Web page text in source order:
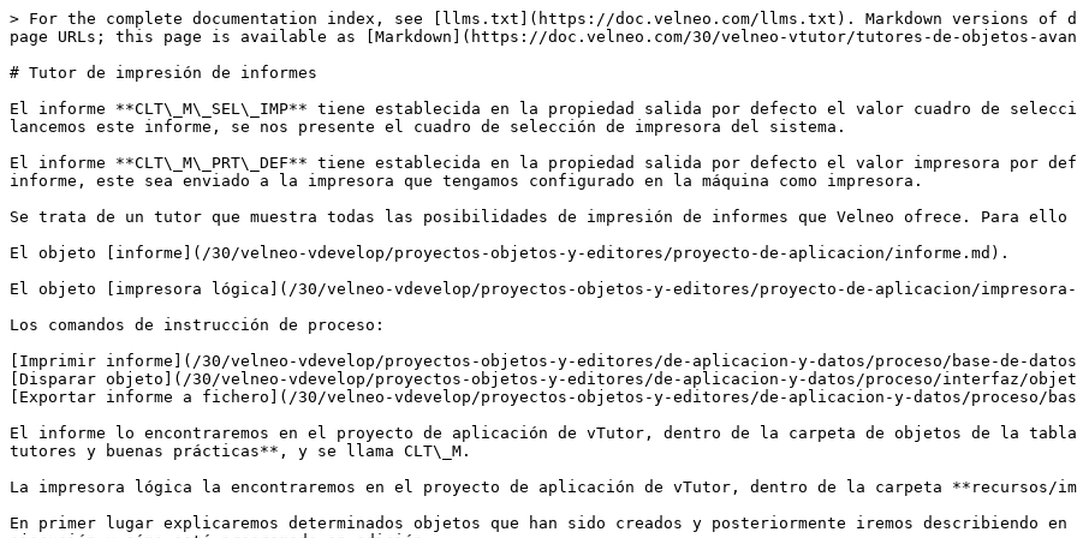
> For the complete documentation index, see [llms.txt](https://doc.velneo.com/llms.txt). Markdown versions of documentation pages are available by appending `.md` to page URLs; this page is available as [Markdown](https://doc.velneo.com/30/velneo-vtutor/tutores-de-objetos-avanzados/tutor-de-impresion-de-informes.md).

# Tutor de impresión de informes

El informe **CLT\_M\_SEL\_IMP** tiene establecida en la propiedad salida por defecto el valor cuadro de selección de impresora. Esta propiedad hace que, cuando lancemos este informe, se nos presente el cuadro de selección de impresora del sistema.

El informe **CLT\_M\_PRT\_DEF** tiene establecida en la propiedad salida por defecto el valor impresora por defecto. Esta propiedad hace que, cuando lancemos este informe, este sea enviado a la impresora que tengamos configurado en la máquina como impresora.

Se trata de un tutor que muestra todas las posibilidades de impresión de informes que Velneo ofrece. Para ello disponemos de los siguientes elementos:

El objeto [informe](/30/velneo-vdevelop/proyectos-objetos-y-editores/proyecto-de-aplicacion/informe.md).

El objeto [impresora lógica](/30/velneo-vdevelop/proyectos-objetos-y-editores/proyecto-de-aplicacion/impresora-logica.md).

Los comandos de instrucción de proceso:

[Imprimir informe](/30/velneo-vdevelop/proyectos-objetos-y-editores/de-aplicacion-y-datos/proceso/base-de-datos/listas.md#imprimir-informe).\
[Disparar objeto](/30/velneo-vdevelop/proyectos-objetos-y-editores/de-aplicacion-y-datos/proceso/interfaz/objeto-grupo-de-comandos.md#disparar-objeto).\
[Exportar informe a fichero](/30/velneo-vdevelop/proyectos-objetos-y-editores/de-aplicacion-y-datos/proceso/base-de-datos/listas.md#exportar-informe-a-fichero).

El informe lo encontraremos en el proyecto de aplicación de vTutor, dentro de la carpeta de objetos de la tabla Clientes, que está dentro de la carpeta **tablas tutores y buenas prácticas**, y se llama CLT\_M.

La impresora lógica la encontraremos en el proyecto de aplicación de vTutor, dentro de la carpeta **recursos/impresoras lógicas** y se llama LST\_HOR.

En primer lugar explicaremos determinados objetos que han sido creados y posteriormente iremos describiendo en cada capítulo lo que hace cada una de las opciones en ejecución y cómo está programado en edición.

## Proyecto de datos

Del proyecto de datos usaremos la tabla de Clientes (CLT\_M).

## Objetos básicos del proyecto de aplicación

Del proyecto de aplicación, específicos para este tutor, se han creado los objetos siguientes:

Un objeto de tipo [impresora lógica](/30/velneo-vdevelop/proyectos-objetos-y-editores/proyecto-de-aplicacion/impresora-logica.md). La impresora lógica es un objeto que usamos en edición para imprimir informes y que serán asociadas a impresoras físicas en tiempo de ejecución.

Este objeto contiene únicamente las propiedades siguientes:

**Identificador**: LST\_HOR.

**Nombre**: listados en formato horizontal.

Básicamente se trata de darle un identificador y un nombre que permita al usuario final conocer el propósito de la misma; por ejemplo: tickets, A4 – horizontal, etc.

La impresora lógica la encontraremos en el proyecto de aplicación de vTutor, en la carpeta **recursos/impresoras lógicas**.

Una impresora lógica podrá ser usada como salida por defecto de un objeto informe. En tiempo de ejecución será el usuario final quien asocie la impresora lógica a una impresora física.

Para ello será necesario incluir en el proyecto una [acción](/30/velneo-vdevelop/proyectos-objetos-y-editores/proyecto-de-aplicacion/accion.md) que dispare el comando **archivo: configurar impresoras lógicas**.

Si un informe no tiene asociada una impresora lógica o su impresora lógica no está asociada a ninguna impresora física, en tiempo de ejecución al imprimir el informe el sistema solicitará al usuario que seleccione la impresora por la que imprimir el informe.

Si el informe tiene asociada una impresora lógica y ésta ha sido asociada a una impresora física, cuando se mande imprimir el informe éste será enviado directamente a la impresora.

La asociación de impresoras lógicas a físicas será almacenada en la caché local del cliente; esto quiere decir que dicha configuración es local a cada estación cliente.

Se han creado dos informes, ambos asociados a la tabla de Clientes.

El informe **CLT\_M\_SEL\_IMP** tiene establecida en la propiedad salida por defecto el valor cuadro de selección de impresora. Esta propiedad hace que, cuando lancemos este informe, se nos presente el cuadro de selección de impresora del sistema.

El informe **CLT\_M\_PRT\_DEF** tiene establecida en la propiedad salida por defecto el valor impresora por defecto. Esta propiedad hace que, cuando lancemos este informe, este sea enviado a la impresora que tengamos configurado en la máquina como impresora por defecto.

Se usa también el informe CLT\_M que encontraremos en la carpeta de los objetos de la tabla de clientes.

En la carpeta de objetos específica de este tutor se ha creado un [formulario](https://velneo.es/info_v7_20_es/velneo_vdevelop/proyectos_objetos_y_editores/proyecto_de_aplicacion/formulario) llamado TUT\_IMP\_INF, desde el cual se podrán ejecutar los distintos modos de imprimir los informes. Se han incluido botones, cada botón disparará una opción diferente:

Imprimir con selección de impresora.\
Imprimir en impresora por defecto.\
Imprimir en impresora lógica.\
Imprimir en presentación preliminar.\
Imprimir a fichero pdf.

En el formulario también se muestra la presentación preliminar del informe.

A continuación iremos explicando cómo programar cada una de las opciones.

## Incluir la presentación preliminar del informe en el formulario

Se trata de un [formulario](/30/velneo-vdevelop/proyectos-objetos-y-editores/proyecto-de-aplicacion/formulario.md) sin origen. Para poder incrustar en él la presentación preliminar de un informe necesitaremos:

Una [búsqueda](/30/velneo-vdevelop/proyectos-objetos-y-editores/de-aplicacion-y-datos/busqueda.md) o un [proceso](/30/velneo-vdevelop/proyectos-objetos-y-editores/de-aplicacion-y-datos/proceso.md) sin origen que devuelta la lista de clientes a mostrar en el informe. En este caso hemos usado la búsqueda CLT\_M de la carpeta de objetos de la tabla de Clientes.

Un [informe](/30/velneo-vdevelop/proyectos-objetos-y-editores/proyecto-de-aplicacion/informe.md) cuya salida sea **presentación preliminar**. En este caso hemos usando el informe CLT\_M de la carpeta de objetos de la tabla de Clientes.

Un control de tipo [vista de datos](/30/velneo-vdevelop/proyectos-objetos-y-editores/proyecto-de-aplicacion/formulario/contenedores/